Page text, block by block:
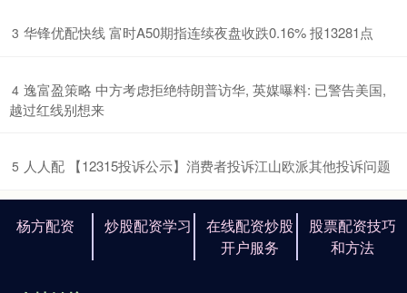
3 ​华锋优配快线 富时A50期指连续夜盘收跌0.16% 报13281点
4 ​逸富盈策略 中方考虑拒绝特朗普访华, 英媒曝料: 已警告美国,
越过红线别想来
5 ​人人配 【12315投诉公示】消费者投诉江山欧派其他投诉问题
杨方配资 炒股配资学习
在线配资炒股
开户服务
股票配资技巧
和方法